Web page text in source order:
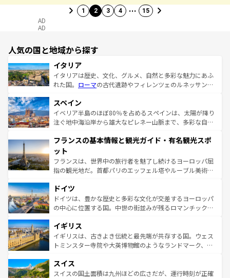
1 2 3 4 … 15
AD
AD
人気の国と地域から探す
イタリア
イタリアは歴史、文化、グルメ、自然と多彩な魅力にあふ
れた国。 ローマの古代遺跡やフィレンツェのルネッサンス
ろん、トスカーナの美しい田園風景やアマルフィ海岸の絶
景など、自然景観も見逃せない。観光の合間には、本場の
ピザやパスタなど、絶品のイタリア料理を堪能することも
ませてくれるイタリアで、忘れられない旅をしてみよう！
なお、新着のイタリア情報は
しい。
スペイン
イベリア半島のほぼ80％を占めるスペインは、太陽が降り
注ぐ地中海沿岸から雄大なピレネー山脈まで、多彩な自然
文化が根付くこの国では、情熱的なフラメンコ、熱気あふ
れる闘牛、そして美味しいタパスが生活の一部となってい
る。首都マドリードの洗練された雰囲気や、バルセロナの
アートに溢れた街角から、地方では古代ローマ遺跡や中世
せる。地方によって風土や気候が異なるスペインはその個
性で訪れる人を魅了する。 なお、新着のスペイン情報は コ
ンテンツ一覧を参照してほしい。
フランスの基本情報と観光ガイド・有名観光スポ
ット
フランスは、世界中の旅行者を魅了し続けるヨーロッパ屈
指の観光地だ。首都パリのエッフェル塔やルーブル美術館
で、幅広い魅力が詰まっている。華麗な宮殿、歴史的な大
聖堂、美しいビーチ、そして豊かな自然が、訪れる者を心
から魅了する。また、フランスは美食の国としても知ら
いる。シャンパンの発祥地であるランス、プロヴァンスの
香り高いラベンダー畑など、多彩な楽しみ方が可能だ。さ
らに、パリ以外の地域にも魅力が溢れており、どの街角に
れる地方に足を運ぶとそれぞれで全く異なる文化を体験で
きるだろう。 なお、新着のフランス情報はコンテンツ一覧
ドイツ
ドイツは、豊かな歴史と多彩な文化が交差するヨーロッパ
の中心に位置する国。中世の街並みが残るロマンチック街
顔を持つこの国は、どこを歩いても飽きることがない。ベ
ルリンの文化的活気、バイエルン州のアルプスの絶景、そ
してライン川沿いのワイン畑といった風景は必見。ビール
は、お酒好きな人にはぜひ体験してほしい。 なお、新着の
ドイツ情報はコンテンツ一覧を参照してほしい。
イギリス
イギリスは、古きよき伝統と最先端が共存する国。ウェス
トミンスター寺院や大英博物館のようなランドマーク、歴
リアごとに異なる魅力がある。また、優雅なアフタヌーン
ティー、ビール好きにはたまらない英国パブ、サッカー観
スイス
スイスの国土面積は九州ほどの広さだが、運行時刻が正確